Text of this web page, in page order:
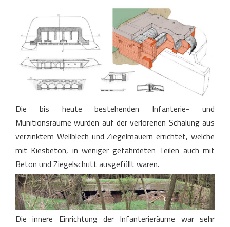
Die bis heute bestehenden Infanterie- und
Munitionsräume wurden auf der verlorenen Schalung aus
verzinktem Wellblech und Ziegelmauern errichtet, welche
mit Kiesbeton, in weniger gefährdeten Teilen auch mit
Beton und Ziegelschutt ausgefüllt waren.
Die innere Einrichtung der Infanterieräume war sehr